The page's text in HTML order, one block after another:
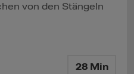
von den Stängeln
28 Min